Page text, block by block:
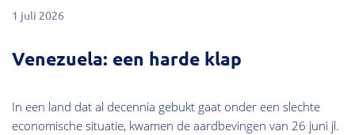
1 juli 2026
Venezuela: een harde klap
In een land dat al decennia gebukt gaat onder een slechte
economische situatie, kwamen de aardbevingen van 26 juni jl.